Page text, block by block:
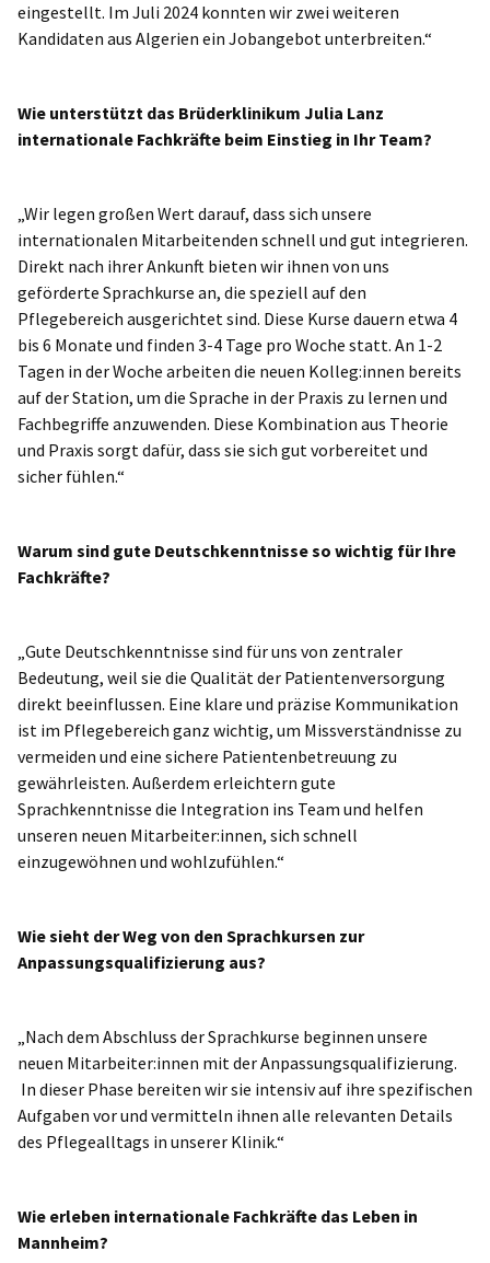
eingestellt. Im Juli 2024 konnten wir zwei weiteren
Kandidaten aus Algerien ein Jobangebot unterbreiten.“
Wie unterstützt das Brüderklinikum Julia Lanz
internationale Fachkräfte beim Einstieg in Ihr Team?
„Wir legen großen Wert darauf, dass sich unsere
internationalen Mitarbeitenden schnell und gut integrieren.
Direkt nach ihrer Ankunft bieten wir ihnen von uns
geförderte Sprachkurse an, die speziell auf den
Pflegebereich ausgerichtet sind. Diese Kurse dauern etwa 4
bis 6 Monate und finden 3-4 Tage pro Woche statt. An 1-2
Tagen in der Woche arbeiten die neuen Kolleg:innen bereits
auf der Station, um die Sprache in der Praxis zu lernen und
Fachbegriffe anzuwenden. Diese Kombination aus Theorie
und Praxis sorgt dafür, dass sie sich gut vorbereitet und
sicher fühlen.“
Warum sind gute Deutschkenntnisse so wichtig für Ihre
Fachkräfte?
„Gute Deutschkenntnisse sind für uns von zentraler
Bedeutung, weil sie die Qualität der Patientenversorgung
direkt beeinflussen. Eine klare und präzise Kommunikation
ist im Pflegebereich ganz wichtig, um Missverständnisse zu
vermeiden und eine sichere Patientenbetreuung zu
gewährleisten. Außerdem erleichtern gute
Sprachkenntnisse die Integration ins Team und helfen
unseren neuen Mitarbeiter:innen, sich schnell
einzugewöhnen und wohlzufühlen.“
Wie sieht der Weg von den Sprachkursen zur
Anpassungsqualifizierung aus?
„Nach dem Abschluss der Sprachkurse beginnen unsere
neuen Mitarbeiter:innen mit der Anpassungsqualifizierung.
In dieser Phase bereiten wir sie intensiv auf ihre spezifischen
Aufgaben vor und vermitteln ihnen alle relevanten Details
des Pflegealltags in unserer Klinik.“
Wie erleben internationale Fachkräfte das Leben in
Mannheim?